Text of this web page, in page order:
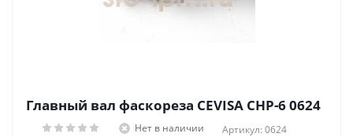
Главный вал фаскореза CEVISA CHP-6 0624
Нет в наличии Артикул: 0624